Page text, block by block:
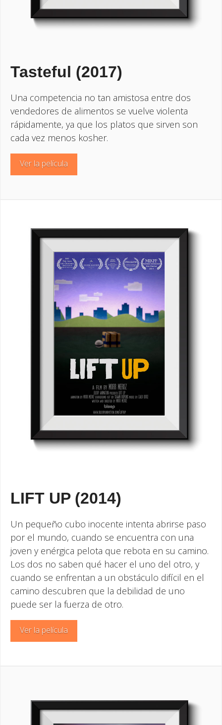
Tasteful (2017)
Una competencia no tan amistosa entre dos
vendedores de alimentos se vuelve violenta
rápidamente, ya que los platos que sirven son
cada vez menos kosher.
Ver la película
LIFT UP (2014)
Un pequeño cubo inocente intenta abrirse paso
por el mundo, cuando se encuentra con una
joven y enérgica pelota que rebota en su camino.
Los dos no saben qué hacer el uno del otro, y
cuando se enfrentan a un obstáculo difícil en el
camino descubren que la debilidad de uno
puede ser la fuerza de otro.
Ver la película